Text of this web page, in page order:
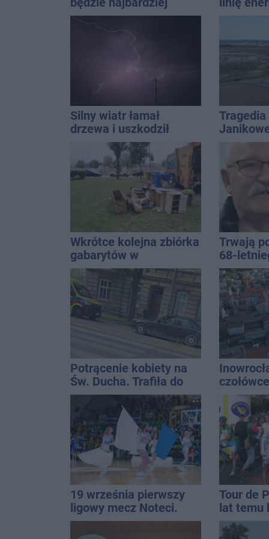
uniwersalny? Modele,
które pasują do wielu
Silny wiatr łamał
drzewa i uszkodził
dach. To nie koniec
ostrzeżeń
Tragedia
Wkrótce kolejna zbiórka
gabarytów w
Inowrocławiu
Trwają
68-
Kucały
Potrącenie kobiety na
Św. Ducha. Trafiła do
szpitala
analizy
miasto
na upały
19 września pierwszy
ligowy mecz Noteci.
Znamy cały terminarz
Tour de
lat temu